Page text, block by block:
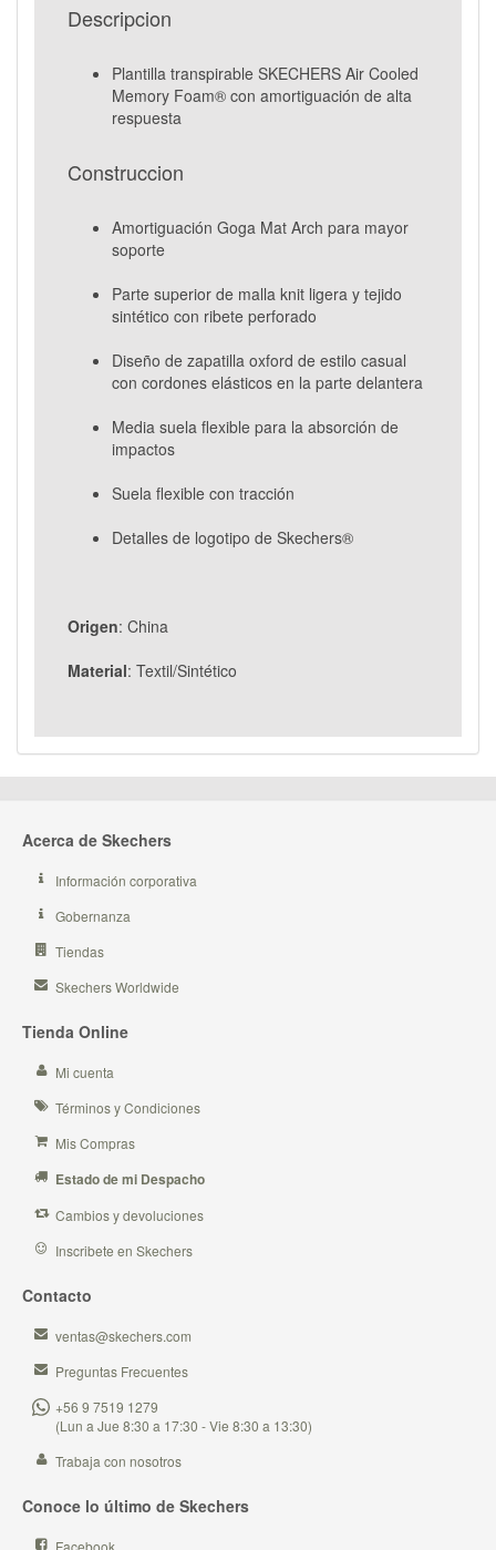
Descripcion
Plantilla transpirable SKECHERS Air Cooled
Memory Foam® con amortiguación de alta
respuesta
Construccion
Amortiguación Goga Mat Arch para mayor
soporte
Parte superior de malla knit ligera y tejido
sintético con ribete perforado
Diseño de zapatilla oxford de estilo casual
con cordones elásticos en la parte delantera
Media suela flexible para la absorción de
impactos
Suela flexible con tracción
Detalles de logotipo de Skechers®
Origen: China
Material: Textil/Sintético
Acerca de Skechers
Información corporativa
Gobernanza
Tiendas
Skechers Worldwide
Tienda Online
Mi cuenta
Términos y Condiciones
Mis Compras
Estado de mi Despacho
Cambios y devoluciones
Inscribete en Skechers
Contacto
ventas@skechers.com
Preguntas Frecuentes
+56 9 7519 1279
(Lun a Jue 8:30 a 17:30 - Vie 8:30 a 13:30)
Trabaja con nosotros
Conoce lo último de Skechers
Facebook